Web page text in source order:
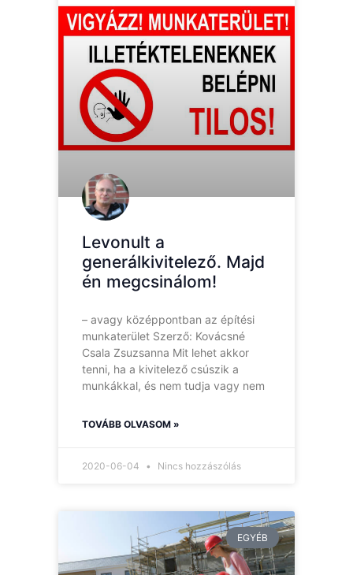
Levonult a
generálkivitelező. Majd
én megcsinálom!
– avagy középpontban az építési
munkaterület Szerző: Kovácsné
Csala Zsuzsanna Mit lehet akkor
tenni, ha a kivitelező csúszik a
munkákkal, és nem tudja vagy nem
TOVÁBB OLVASOM »
2020-06-04 Nincs hozzászólás
EGYÉB